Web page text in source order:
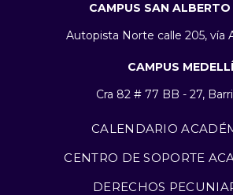
CAMPUS SAN
Autopista Norte calle 205, vía
CAMPUS
Cra 82 # 77 BB - 27,
CALENDARIO
CENTRO DE SOPORTE
DERECHOS